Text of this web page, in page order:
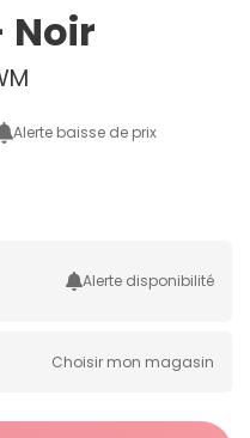
Noir
Alerte baisse de prix
Alerte disponibilité
Choisir mon magasin